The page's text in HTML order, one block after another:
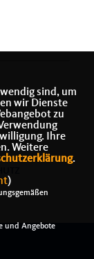
sind, um
wir Dienste
zu
Ihre
Weitere
.
)
und Angebote